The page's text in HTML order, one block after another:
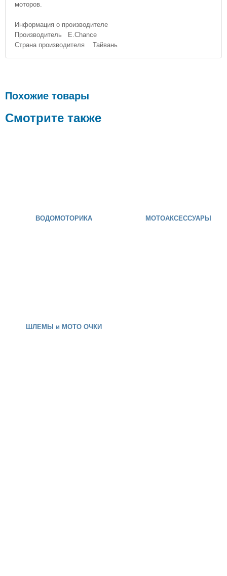
моторов.
Информация о производителе
Производитель E.Chance
Страна производителя Тайвань
Похожие товары
Смотрите также
ВОДОМОТОРИКА МОТОАКСЕССУАРЫ
ШЛЕМЫ и МОТО ОЧКИ